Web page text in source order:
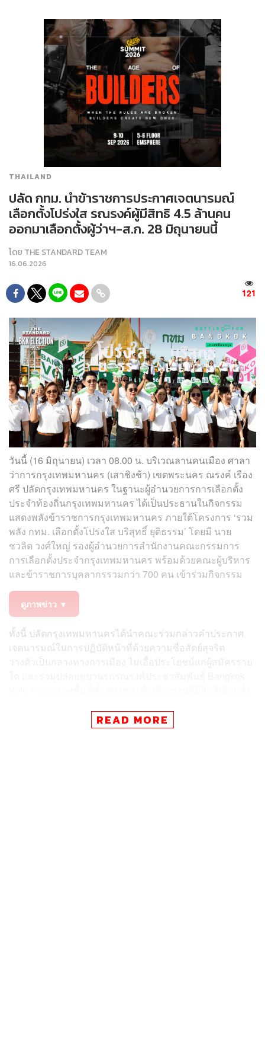
THAILAND
ปลัด กทม. นำข้าราชการประกาศเจตนารมณ์
เลือกตั้งโปร่งใส รณรงค์ผู้มีสิทธิ 4.5 ล้านคน
ออกมาเลือกตั้งผู้ว่าฯ-ส.ก. 28 มิถุนายนนี้
โดย THE STANDARD TEAM
16.06.2026
121
วันนี้ (16 มิถุนายน) เวลา 08.00 น. บริเวณลานคนเมือง ศาลา
ว่าการกรุงเทพมหานคร (เสาชิงช้า) เขตพระนคร ณรงค์ เรือง
ศรี ปลัดกรุงเทพมหานคร ในฐานะผู้อำนวยการการเลือกตั้ง
ประจำท้องถิ่นกรุงเทพมหานคร ได้เป็นประธานในกิจกรรม
แสดงพลังข้าราชการกรุงเทพมหานคร ภายใต้โครงการ ‘รวม
พลัง กทม. เลือกตั้งโปร่งใส บริสุทธิ์ ยุติธรรม’ โดยมี นาย
ชวลิต วงศ์ใหญ่ รองผู้อำนวยการสำนักงานคณะกรรมการ
การเลือกตั้งประจำกรุงเทพมหานคร พร้อมด้วยคณะผู้บริหาร
และข้าราชการบุคลากรรวมกว่า 700 คน เข้าร่วมกิจกรรม
ดูภาพข่าว ▼
ทั้งนี้ ปลัดกรุงเทพมหานครได้นำคณะร่วมกล่าวคำประกาศ
เจตนารมณ์ในการปฏิบัติหน้าที่ด้วยความซื่อสัตย์สุจริต
วางตัวเป็นกลางทางการเมือง ไม่เอื้อประโยชน์แก่ผู้สมัครราย
ที่สุดในวันอาทิตย์ที่ 28 มิถุนายน 2569 ระหว่างเวลา 08.00
READ MORE